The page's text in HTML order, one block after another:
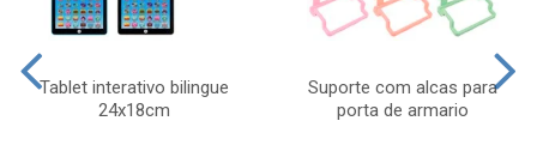
Tablet interativo bilingue
24x18cm
Suporte com alcas para
porta de armario